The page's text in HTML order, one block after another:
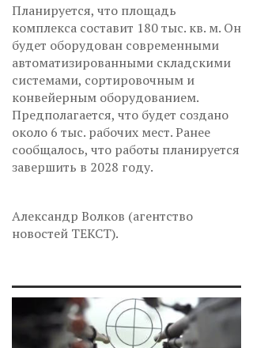
Планируется, что площадь
комплекса составит 180 тыс. кв. м. Он
будет оборудован современными
автоматизированными складскими
системами, сортировочным и
конвейерным оборудованием.
Предполагается, что будет создано
около 6 тыс. рабочих мест. Ранее
сообщалось, что работы планируется
завершить в 2028 году.
Александр Волков (агентство
новостей ТЕКСТ).